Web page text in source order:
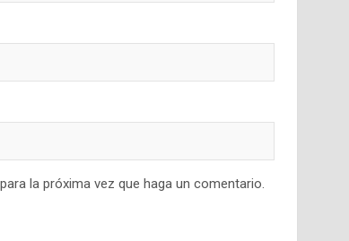
la próxima vez que haga un comentario.